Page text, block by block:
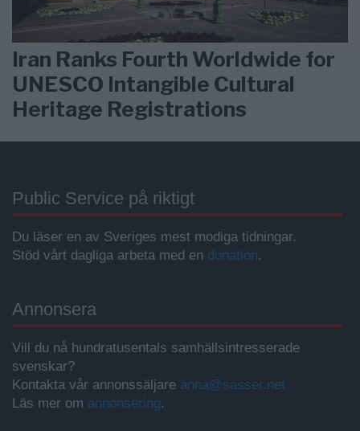
Iran Ranks Fourth Worldwide for
UNESCO Intangible Cultural
Heritage Registrations
Public Service på riktigt
Du läser en av Sveriges mest modiga tidningar.
Stöd vårt dagliga arbeta med en donation.
Annonsera
Vill du nå hundratusentals samhällsintresserade
svenskar?
Kontakta vår annonssäljare anna@sasser.net
Läs mer om annonsering.